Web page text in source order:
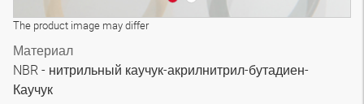
The product image may differ
Материал
NBR - нитрильный каучук-акрилнитрил-бутадиен-
Каучук